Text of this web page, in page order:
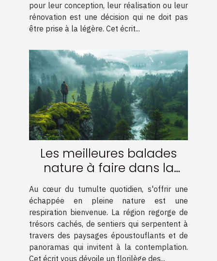
pour leur conception, leur réalisation ou leur
rénovation est une décision qui ne doit pas
être prise à la légère. Cet écrit...
Les meilleures balades
nature à faire dans la
région
Au cœur du tumulte quotidien, s'offrir une
échappée en pleine nature est une
respiration bienvenue. La région regorge de
trésors cachés, de sentiers qui serpentent à
travers des paysages époustouflants et de
panoramas qui invitent à la contemplation.
Cet écrit vous dévoile un florilège des...